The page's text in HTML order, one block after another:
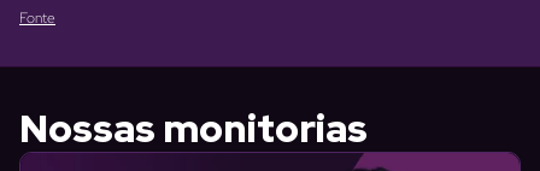
Fonte
Nossas monitorias